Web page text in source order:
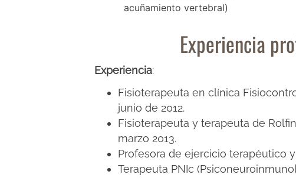
acuñamiento vertebral)
Experiencia
Experiencia:
Fisioterapeuta en clínica
junio de 2012.
Fisioterapeuta y terapeuta de
marzo 2013.
Profesora de ejercicio terapéutico
Terapeuta PNIc